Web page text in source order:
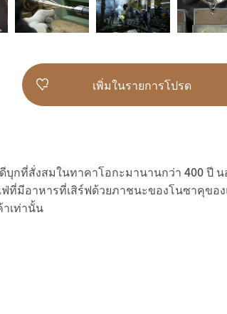
เพิ่มในรายการโปรด
กที่สั่งสมในทาคาโอกะมานานกว่า 400 ปี น
มีอาหารที่เสิร์ฟด้วยภาชนะของโนซาคุขอ
เท่านั้น